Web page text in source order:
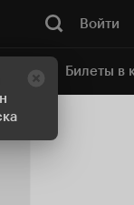
Войти
Билеты в